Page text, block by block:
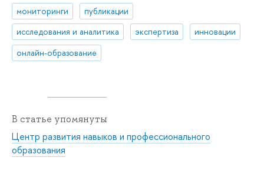
мониторинги
публикации
исследования и аналитика
экспертиза
инновации
онлайн-образование
В статье упомянуты
Центр развития навыков и профессионального
образования